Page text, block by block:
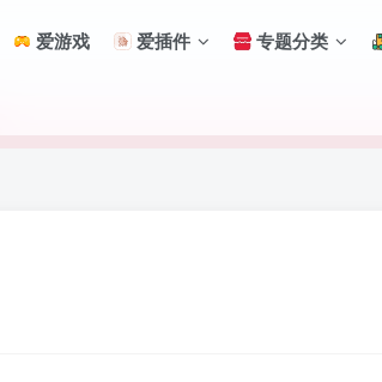
爱游戏 爱插件 专题分类